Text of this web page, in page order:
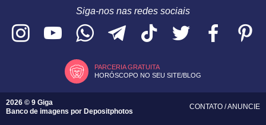
Siga-nos nas redes sociais
PARCERIA GRATUITA
HORÓSCOPO NO SEU SITE/BLOG
2026 © 9 Giga
Banco de imagens por Depositphotos
CONTATO /ANUNCIE